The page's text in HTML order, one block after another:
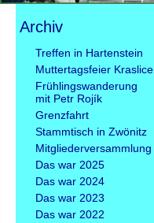
Archiv
Navigation
überspringen
Treffen in Hartenstein
Muttertagsfeier Kraslice
Frühlingswanderung
mit Petr Rojík
Grenzfahrt
Stammtisch in Zwönitz
Mitgliederversammlung
Das war 2025
Das war 2024
Das war 2023
Das war 2022